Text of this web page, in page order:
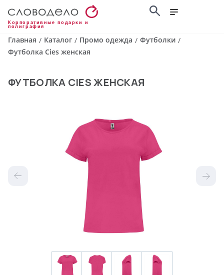
Корпоративные подарки и
полиграфия
Главная / Каталог / Промо одежда / Футболки /
Футболка Cies женская
ФУТБОЛКА CIES ЖЕНСКАЯ